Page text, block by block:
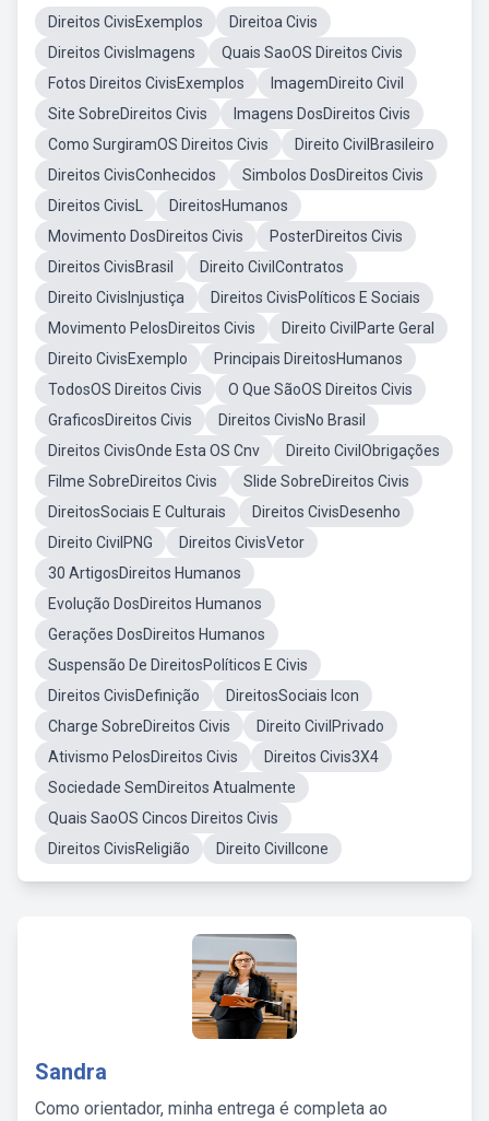
Direitos CivisExemplos
Direitoa Civis
Direitos CivisImagens
Quais SaoOS Direitos Civis
Fotos Direitos CivisExemplos
ImagemDireito Civil
Site SobreDireitos Civis
Imagens DosDireitos Civis
Como SurgiramOS Direitos Civis
Direito CivilBrasileiro
Direitos CivisConhecidos
Simbolos DosDireitos Civis
Direitos CivisL
DireitosHumanos
Movimento DosDireitos Civis
PosterDireitos Civis
Direitos CivisBrasil
Direito CivilContratos
Direito CivisInjustiça
Direitos CivisPolíticos E Sociais
Movimento PelosDireitos Civis
Direito CivilParte Geral
Direito CivisExemplo
Principais DireitosHumanos
TodosOS Direitos Civis
O Que SãoOS Direitos Civis
GraficosDireitos Civis
Direitos CivisNo Brasil
Direitos CivisOnde Esta OS Cnv
Direito CivilObrigações
Filme SobreDireitos Civis
Slide SobreDireitos Civis
DireitosSociais E Culturais
Direitos CivisDesenho
Direito CivilPNG
Direitos CivisVetor
30 ArtigosDireitos Humanos
Evolução DosDireitos Humanos
Gerações DosDireitos Humanos
Suspensão De DireitosPolíticos E Civis
Direitos CivisDefinição
DireitosSociais Icon
Charge SobreDireitos Civis
Direito CivilPrivado
Ativismo PelosDireitos Civis
Direitos Civis3X4
Sociedade SemDireitos Atualmente
Quais SaoOS Cincos Direitos Civis
Direitos CivisReligião
Direito CivilIcone
Sandra
Como orientador, minha entrega é completa ao